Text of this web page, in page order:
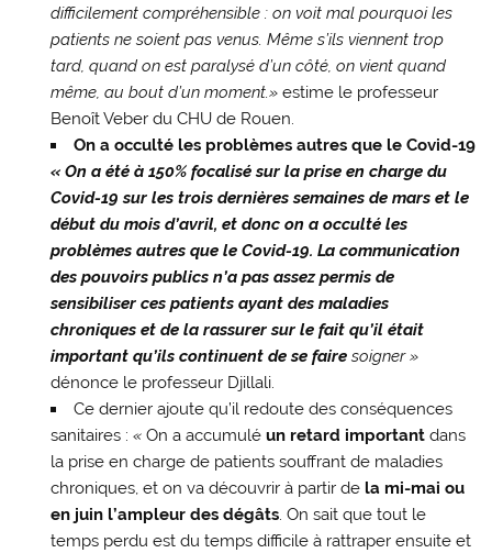
difficilement compréhensible : on voit mal pourquoi les
patients ne soient pas venus. Même s’ils viennent trop
tard, quand on est paralysé d’un côté, on vient quand
même, au bout d’un moment.» estime le professeur
Benoît Veber du CHU de Rouen.
On a occulté les problèmes autres que le Covid-19
« On a été à 150% focalisé sur la prise en charge du
Covid-19 sur les trois dernières semaines de mars et le
début du mois d’avril, et donc on a occulté les
problèmes autres que le Covid-19. La communication
des pouvoirs publics n’a pas assez permis de
sensibiliser ces patients ayant des maladies
chroniques et de la rassurer sur le fait qu’il était
important qu’ils continuent de se faire soigner »
dénonce le professeur Djillali.
Ce dernier ajoute qu’il redoute des conséquences
sanitaires : « On a accumulé un retard important dans
la prise en charge de patients souffrant de maladies
chroniques, et on va découvrir à partir de la mi-mai ou
en juin l’ampleur des dégâts. On sait que tout le
temps perdu est du temps difficile à rattraper ensuite et